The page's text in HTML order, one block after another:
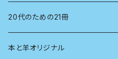
言語学
法律
20代のための21冊
本と羊オリジナル